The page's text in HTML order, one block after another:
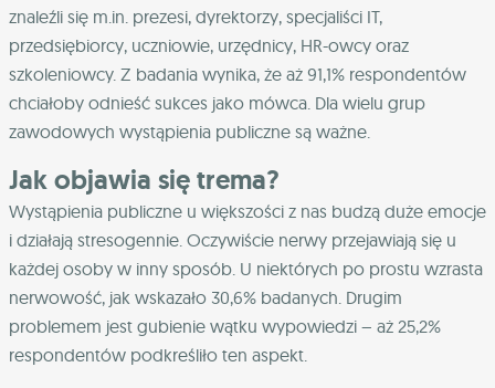
znaleźli się m.in. prezesi, dyrektorzy, specjaliści IT,
przedsiębiorcy, uczniowie, urzędnicy, HR-owcy oraz
szkoleniowcy. Z badania wynika, że aż 91,1% respondentów
chciałoby odnieść sukces jako mówca. Dla wielu grup
zawodowych wystąpienia publiczne są ważne.
Jak objawia się trema?
Wystąpienia publiczne u większości z nas budzą duże emocje
i działają stresogennie. Oczywiście nerwy przejawiają się u
każdej osoby w inny sposób. U niektórych po prostu wzrasta
nerwowość, jak wskazało 30,6% badanych. Drugim
problemem jest gubienie wątku wypowiedzi – aż 25,2%
respondentów podkreśliło ten aspekt.